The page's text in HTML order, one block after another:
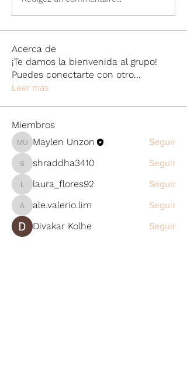
Acerca de
¡Te damos la bienvenida al grupo!
Puedes conectarte con otro...
Leer más
Miembros
Maylen Unzon
Maylen Unzon Seguir
shraddha3410
shraddha3410 Seguir
laura_flores92
laura_flores92 Seguir
ale.valerio.lim
ale.valerio.lim Seguir
Divakar Kolhe
Seguir